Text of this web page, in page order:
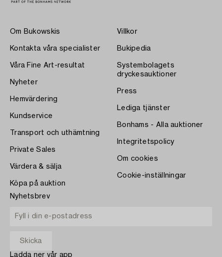
Om Bukowskis
Kontakta våra specialister
Våra Fine Art-resultat
Nyheter
Hemvärdering
Kundservice
Transport och uthämtning
Private Sales
Värdera & sälja
Köpa på auktion
Villkor
Bukipedia
Systembolagets
dryckesauktioner
Press
Lediga tjänster
Bonhams - Alla auktioner
Integritetspolicy
Om cookies
Cookie-inställningar
Nyhetsbrev
Ladda ner vår app